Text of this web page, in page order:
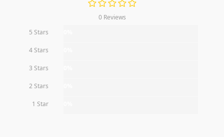
0 Reviews
5 Stars
4 Stars
3 Stars
2 Stars
1 Star